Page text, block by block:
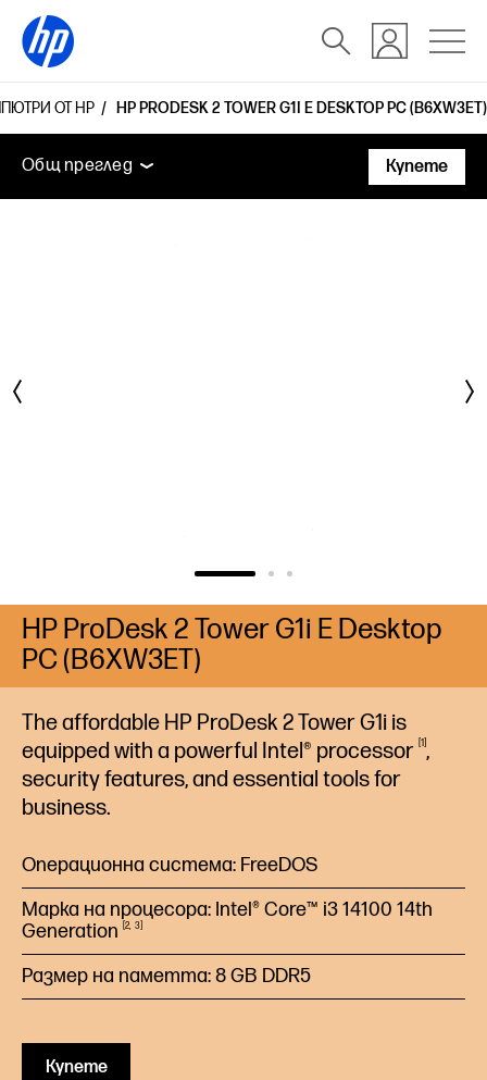
ОТ HP HP PRODESK 2 TOWER G1I E DESKTOP PC (B6XW3ET)
Общ преглед Функции
Технически
Общ преглед
Купете
The affordable HP ProDesk 2 Tower G1i is
equipped with a powerful Intel® processor 1 ,
security features, and essential tools for
business.
Операционна система: FreeDOS
Марка на процесора: Intel® Core™ i3 14100 14th
Generation
2 3
Размер на паметта: 8 GB DDR5
Купете
HP ProDesk 2 Tower G1i E Desktop
PC (B6XW3ET)